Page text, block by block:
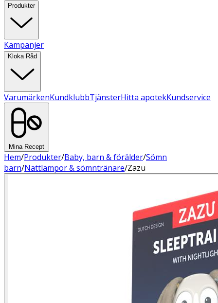
Produkter
Kampanjer
Kloka Råd
VarumärkenKundklubbTjänsterHitta apotekKundservice
Mina Recept
Hem/Produkter/Baby, barn & förälder/Sömn
barn/Nattlampor & sömntränare/Zazu